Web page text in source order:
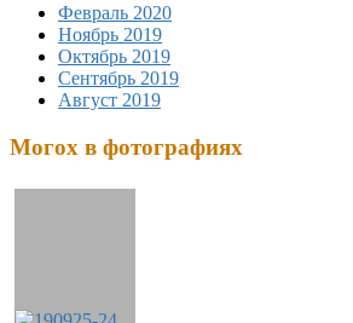
Февраль 2020
Ноябрь 2019
Октябрь 2019
Сентябрь 2019
Август 2019
Могох в фотографиях